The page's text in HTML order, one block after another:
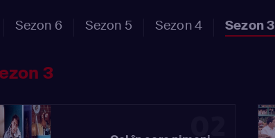
Sezon 6 Sezon 5 Sezon 4 Sezon 3
3
02